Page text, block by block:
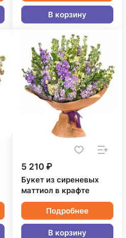
В корзину
5 210 ₽
Букет из сиреневых
маттиол в крафте
Подробнее
В корзину